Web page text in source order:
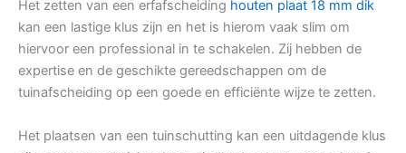
Het zetten van een erfafscheiding houten plaat 18 mm dik
kan een lastige klus zijn en het is hierom vaak slim om
hiervoor een professional in te schakelen. Zij hebben de
expertise en de geschikte gereedschappen om de
tuinafscheiding op een goede en efficiënte wijze te zetten.
Het plaatsen van een tuinschutting kan een uitdagende klus